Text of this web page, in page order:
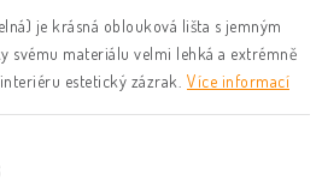
je krásná oblouková lišta s jemným
svému materiálu velmi lehká a extrémně
estetický zázrak. Více informací